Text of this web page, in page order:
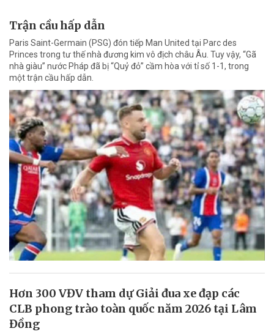
Trận cầu hấp dẫn
Paris Saint-Germain (PSG) đón tiếp Man United tại Parc des
Princes trong tư thế nhà đương kim vô địch châu Âu. Tuy vậy, “Gã
nhà giàu” nước Pháp đã bị “Quỷ đỏ” cầm hòa với tỉ số 1-1, trong
một trận cầu hấp dẫn.
Hơn 300 VĐV tham dự Giải đua xe đạp các
CLB phong trào toàn quốc năm 2026 tại Lâm
Đồng